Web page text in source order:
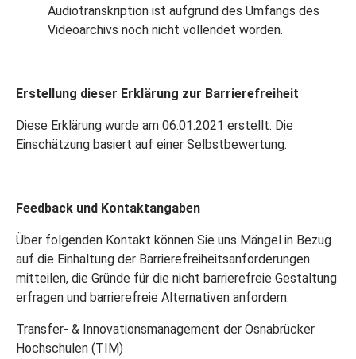
Audiotranskription ist aufgrund des Umfangs des
Videoarchivs noch nicht vollendet worden.
Erstellung dieser Erklärung zur Barrierefreiheit
Diese Erklärung wurde am 06.01.2021 erstellt. Die
Einschätzung basiert auf einer Selbstbewertung.
Feedback und Kontaktangaben
Über folgenden Kontakt können Sie uns Mängel in Bezug
auf die Einhaltung der Barrierefreiheitsanforderungen
mitteilen, die Gründe für die nicht barrierefreie Gestaltung
erfragen und barrierefreie Alternativen anfordern:
Transfer- & Innovationsmanagement der Osnabrücker
Hochschulen (TIM)